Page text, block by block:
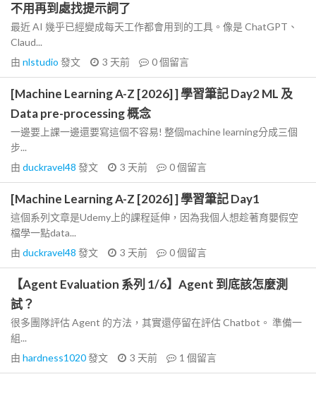
不用再到處找提示詞了
最近 AI 幾乎已經變成每天工作都會用到的工具。像是 ChatGPT、
Claud...
由 nlstudio 發文 3 天前 0個留言
[Machine Learning A-Z [2026] ] 學習筆記 Day2 ML 及
Data pre-processing 概念
一邊要上課一邊還要寫這個不容易! 整個machine learning分成三個
步...
由 duckravel48 發文 3 天前 0個留言
[Machine Learning A-Z [2026] ] 學習筆記 Day1
這個系列文章是Udemy上的課程延伸，因為我個人想趁著育嬰假空
檔學一點data...
由 duckravel48 發文 3 天前 0個留言
【Agent Evaluation 系列 1/6】Agent 到底該怎麼測
試？
很多團隊評估 Agent 的方法，其實還停留在評估 Chatbot。 準備一
組...
由 hardness1020發文 3 天前 1 個留言